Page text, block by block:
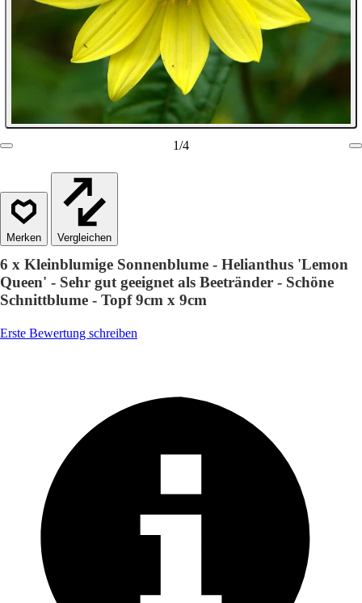
1/4
Vergleichen
6 x Kleinblumige Sonnenblume - Helianthus 'Lemon
Queen' - Sehr gut geeignet als Beetränder - Schöne
Schnittblume - Topf 9cm x 9cm
Erste Bewertung schreiben